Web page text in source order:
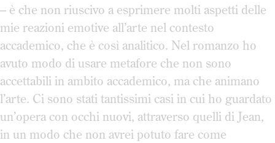
– è che non riuscivo a esprimere molti aspetti delle
mie reazioni emotive all’arte nel contesto
accademico, che è così analitico. Nel romanzo ho
avuto modo di usare metafore che non sono
accettabili in ambito accademico, ma che animano
l’arte. Ci sono stati tantissimi casi in cui ho guardato
un’opera con occhi nuovi, attraverso quelli di Jean,
in un modo che non avrei potuto fare come